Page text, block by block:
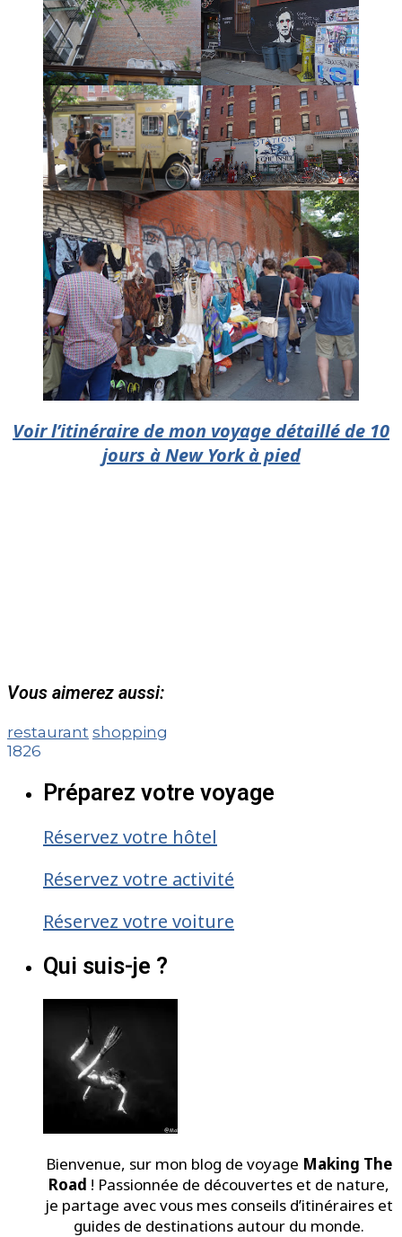
Voir l’itinéraire de mon voyage détaillé de 10
jours à New York à pied
Vous aimerez aussi:
restaurant shopping
1826
Préparez votre voyage
Réservez votre hôtel
Réservez votre activité
Réservez votre voiture
Qui suis-je ?
Bienvenue, sur mon blog de voyage Making The
Road ! Passionnée de découvertes et de nature,
je partage avec vous mes conseils d’itinéraires et
guides de destinations autour du monde.